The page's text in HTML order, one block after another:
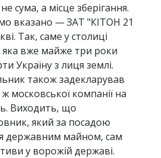
сума, а місце зберігання.
вказано — ЗАТ "КІТОН 21
Так, саме у столиці
яка вже майже три роки
Україну з лиця землі.
також задекларував
ж московської компанії на
Виходить, що
який за посадою
державним майном, сам
у ворожій державі.